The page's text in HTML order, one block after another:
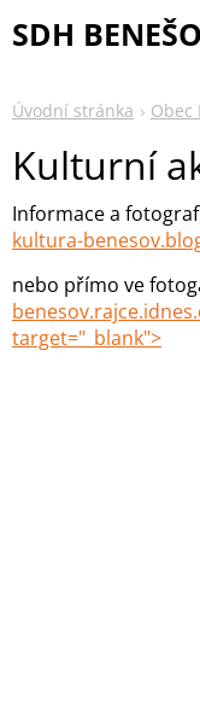
SDH
Úvodní stránka Obec
Kulturní
Informace a
kultura-
nebo přímo ve
target="_blank">